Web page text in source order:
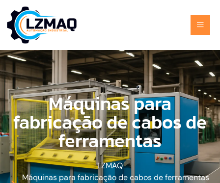
Máquinas para
fabricação de cabos de
ferramentas
LZMAQ
Máquinas para fabricação de cabos de ferramentas